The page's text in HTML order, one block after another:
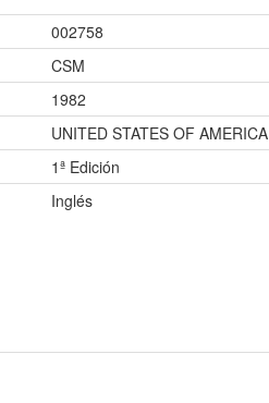
002758
CSM
1982
UNITED STATES OF AMERICA
1ª Edición
Inglés